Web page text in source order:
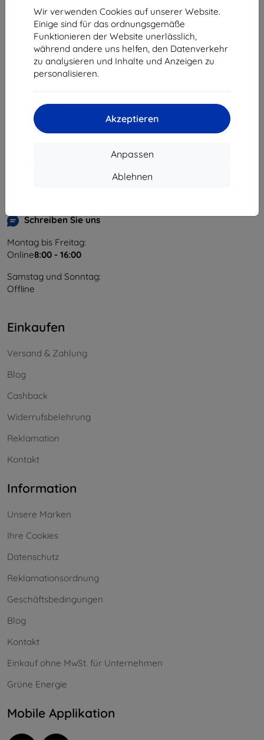
Wir verwenden Cookies auf unserer Website.
Einige sind für das ordnungsgemäße
Funktionieren der Website unerlässlich,
während andere uns helfen, den Datenverkehr
zu analysieren und Inhalte und Anzeigen zu
personalisieren.
Akzeptieren
Anpassen
Ablehnen
Shield-Sk s.r.o.
Unternehmens-ID:
46701494
USt-IdNr.:SK2023549671
Schreiben Sie uns
Montag bis Freitag:
Online8:00 - 16:00
Samstag und Sonntag:
Offline
Einkaufen
Versand & Zahlung
Blog
Cashback
Widerrufsbelehrung
Reklamation
Kontakt
Information
Unsere Marken
Ihre Cookies
Datenschutz
Reklamationsordnung
Geschäftsbedingungen
Blog
Kontakt
Einkauf ohne MwSt. für Unternehmen
Grüne Energie
Mobile Applikation